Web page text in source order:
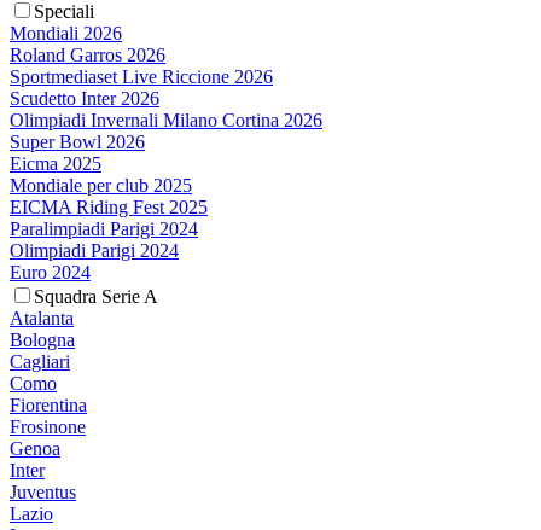
Speciali
Mondiali 2026
Roland Garros 2026
Sportmediaset Live Riccione 2026
Scudetto Inter 2026
Olimpiadi Invernali Milano Cortina 2026
Super Bowl 2026
Eicma 2025
Mondiale per club 2025
EICMA Riding Fest 2025
Paralimpiadi Parigi 2024
Olimpiadi Parigi 2024
Euro 2024
Squadra Serie A
Atalanta
Bologna
Cagliari
Como
Fiorentina
Frosinone
Genoa
Inter
Juventus
Lazio